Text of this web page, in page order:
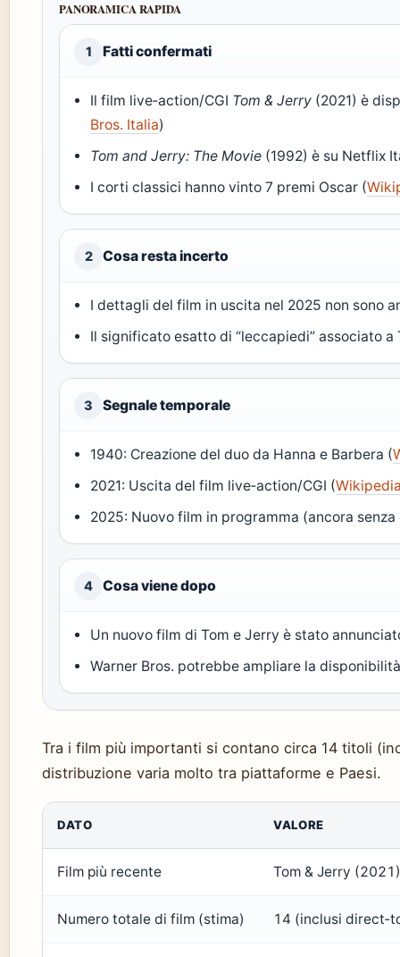
PANORAMICA RAPIDA
1 Fatti confermati
Il film live‑action/CGI Tom & Jerry (2021) è
Bros. Italia)
Tom and Jerry: The Movie (1992) è su Netflix
I corti classici hanno vinto 7 premi Oscar (
2 Cosa resta incerto
I dettagli del film in uscita nel 2025 non sono
Il significato esatto di “leccapiedi” associato
3 Segnale temporale
1940: Creazione del duo da Hanna e Barbera (
2021: Uscita del film live‑action/CGI (
2025: Nuovo film in programma (ancora
4 Cosa viene dopo
Un nuovo film di Tom e Jerry è stato
Warner Bros. potrebbe ampliare la
Tra i film più importanti si contano circa 14 titoli
distribuzione varia molto tra piattaforme e Paesi.
DATO VALORE
Film più recente Tom & Jerry (2021)
Numero totale di film (stima) 14 (inclusi